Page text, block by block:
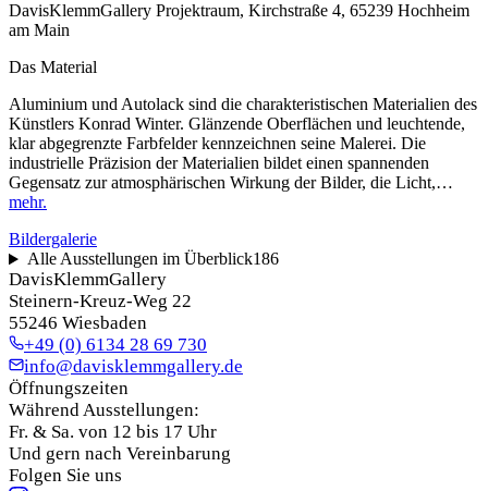
DavisKlemmGallery Projektraum, Kirchstraße 4, 65239 Hochheim
am Main
Das Material
Aluminium und Autolack sind die charakteristischen Materialien des
Künstlers Konrad Winter. Glänzende Oberflächen und leuchtende,
klar abgegrenzte Farbfelder kennzeichnen seine Malerei. Die
industrielle Präzision der Materialien bildet einen spannenden
Gegensatz zur atmosphärischen Wirkung der Bilder, die Licht,…
mehr.
Bildergalerie
Alle Ausstellungen im Überblick186
DavisKlemmGallery
Steinern-Kreuz-Weg 22
55246 Wiesbaden
+49 (0) 6134 28 69 730
info@davisklemmgallery.de
Öffnungszeiten
Während Ausstellungen:
Fr. & Sa. von 12 bis 17 Uhr
Und gern nach Vereinbarung
Folgen Sie uns